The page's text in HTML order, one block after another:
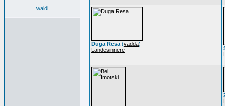
waldi
Duga Resa (vadda)
Landesinnere